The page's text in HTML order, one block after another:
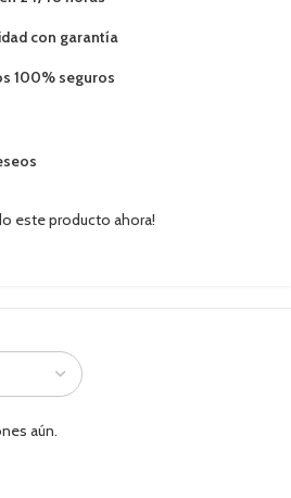
con garantía
100% seguros
este producto ahora!
aún.